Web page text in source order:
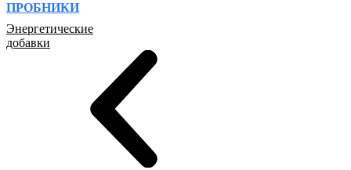
ПРОБНИКИ
Энергетические
добавки